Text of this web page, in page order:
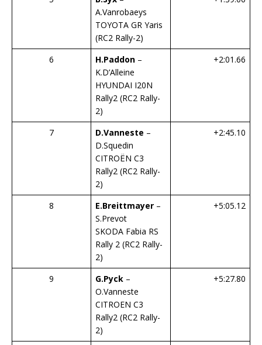
A.Vanrobaeys
TOYOTA GR Yaris
(RC2 Rally-2)
6 H.Paddon –
K.D’Alleine
HYUNDAI I20N
Rally2 (RC2 Rally-
2)
+2:01.66
7 D.Vanneste –
D.Squedin
CITROËN C3
Rally2 (RC2 Rally-
2)
+2:45.10
8 E.Breittmayer –
S.Prevot
SKODA Fabia RS
Rally 2 (RC2 Rally-
2)
+5:05.12
9 G.Pyck –
O.Vanneste
CITROEN C3
Rally2 (RC2 Rally-
2)
+5:27.80